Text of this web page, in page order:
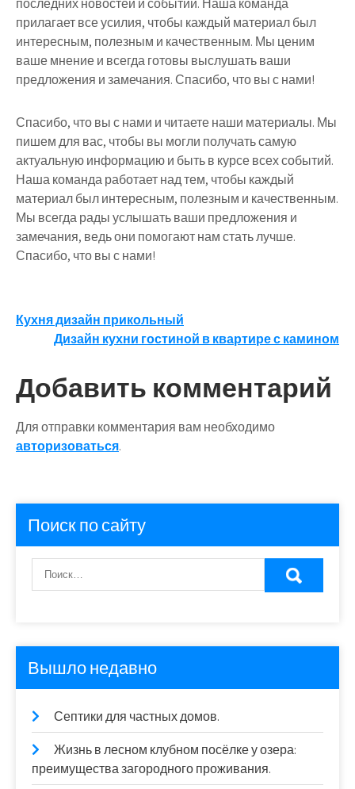
последних новостей и событий. Наша команда
прилагает все усилия, чтобы каждый материал был
интересным, полезным и качественным. Мы ценим
ваше мнение и всегда готовы выслушать ваши
предложения и замечания. Спасибо, что вы с нами!
Спасибо, что вы с нами и читаете наши материалы. Мы
пишем для вас, чтобы вы могли получать самую
актуальную информацию и быть в курсе всех событий.
Наша команда работает над тем, чтобы каждый
материал был интересным, полезным и качественным.
Мы всегда рады услышать ваши предложения и
замечания, ведь они помогают нам стать лучше.
Спасибо, что вы с нами!
Навигация
записям
Кухня дизайн прикольный
Дизайн кухни гостиной в квартире с камином
Добавить комментарий
Для отправки комментария вам необходимо
авторизоваться.
Поиск по сайту
Вышло недавно
Септики для частных домов.
Жизнь в лесном клубном посёлке у озера:
преимущества загородного проживания.